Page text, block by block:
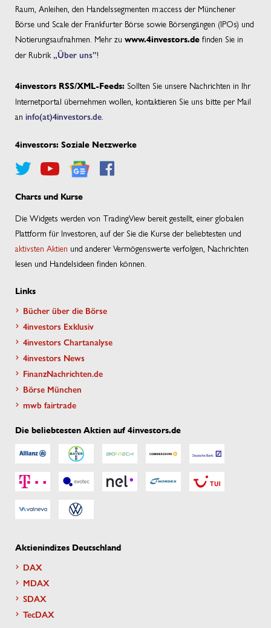
Raum, Anleihen, den Handelssegmenten m:access der Münchener
Börse und Scale der Frankfurter Börse sowie Börsengängen (IPOs) und
Notierungsaufnahmen. Mehr zu www.4investors.de finden Sie in
der Rubrik „Über uns”!
4investors RSS/XML-Feeds: Sollten Sie unsere Nachrichten in Ihr
Internetportal übernehmen wollen, kontaktieren Sie uns bitte per Mail
an info(at)4investors.de
4investors: Soziale Netzwerke
Charts und Kurse
Die Widgets werden von TradingView bereit gestellt, einer globalen
Plattform für Investoren, auf der Sie die Kurse der beliebtesten und
aktivsten Aktien und anderer Vermögenswerte verfolgen, Nachrichten
lesen und Handelsideen finden können.
Links
Bücher über die Börse
4investors Exklusiv
4investors Chartanalyse
4investors News
FinanzNachrichten.de
Börse München
mwb fairtrade
Die beliebtesten Aktien auf 4investors.de
Aktienindizes Deutschland
DAX
MDAX
SDAX
TecDAX